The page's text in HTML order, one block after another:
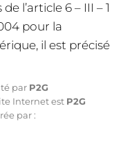
l’article 6 – III – 1
pour la
il est précisé
par P2G
Internet est P2G
par :